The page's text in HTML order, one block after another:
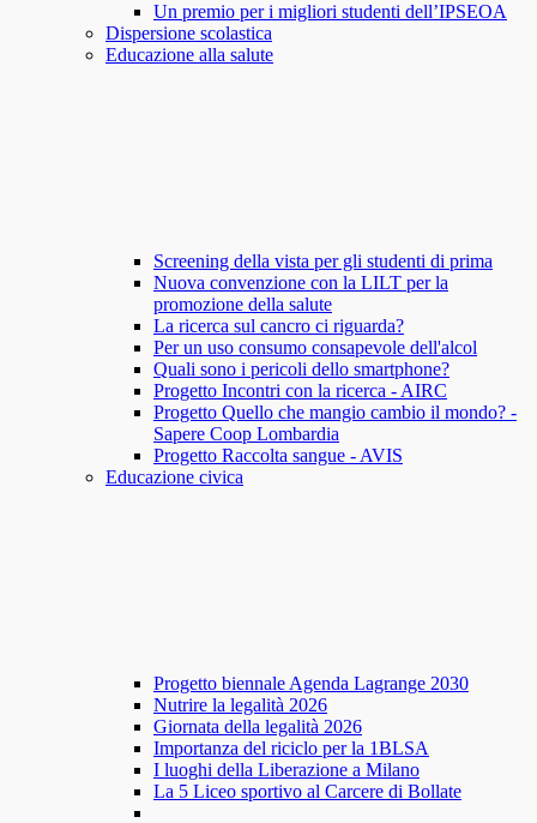
Un premio per i migliori studenti dell’IPSEOA
Dispersione scolastica
Educazione alla salute
Screening della vista per gli studenti di prima
Nuova convenzione con la LILT per la
promozione della salute
La ricerca sul cancro ci riguarda?
Per un uso consumo consapevole dell'alcol
Quali sono i pericoli dello smartphone?
Progetto Incontri con la ricerca - AIRC
Progetto Quello che mangio cambio il mondo? -
Sapere Coop Lombardia
Progetto Raccolta sangue - AVIS
Educazione civica
Progetto biennale Agenda Lagrange 2030
Nutrire la legalità 2026
Giornata della legalità 2026
Importanza del riciclo per la 1BLSA
I luoghi della Liberazione a Milano
La 5 Liceo sportivo al Carcere di Bollate